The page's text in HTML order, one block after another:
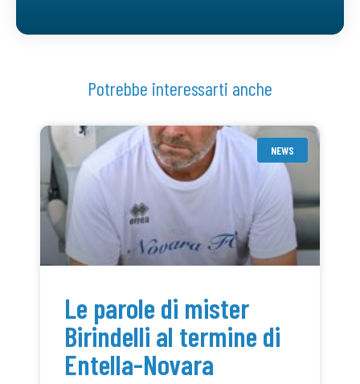
Potrebbe interessarti anche
NEWS
Le parole di mister
Birindelli al termine di
Entella-Novara